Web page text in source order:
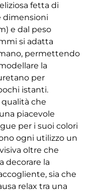
fetta di
dimensioni
e dal peso
si adatta
permettendo
la
per
istanti.
che
piacevole
per i suoi colori
ogni utilizzo un
oltre che
decorare la
sia che
relax tra una